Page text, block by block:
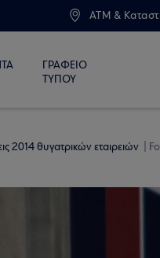
ATM &
ΓΡΑΦΕΙΟ
ΤΥΠΟΥ
2014 θυγατρικών εταιρειών